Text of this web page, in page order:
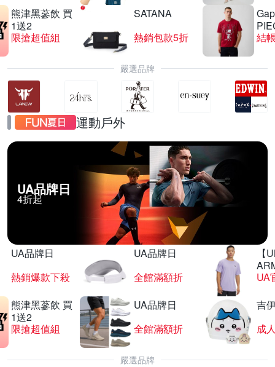
熊津黑蔘飲 買
1送2
限搶超值組
SATANA
熱銷包款5折
結
嚴選品牌
運動戶外
UA品牌日
4折起
UA品牌日
熱銷爆款下殺
UA品牌日
全館滿額折
【
UA
熊津黑蔘飲 買
1送2
限搶超值組
UA品牌日
全館滿額折
吉
嚴選品牌